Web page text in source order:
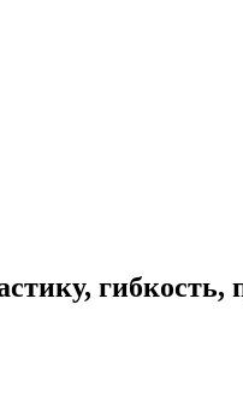
гибкость,